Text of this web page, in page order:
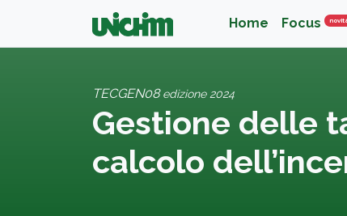
Home Focus
TECGEN08 edizione 2024
Gestione delle
calcolo